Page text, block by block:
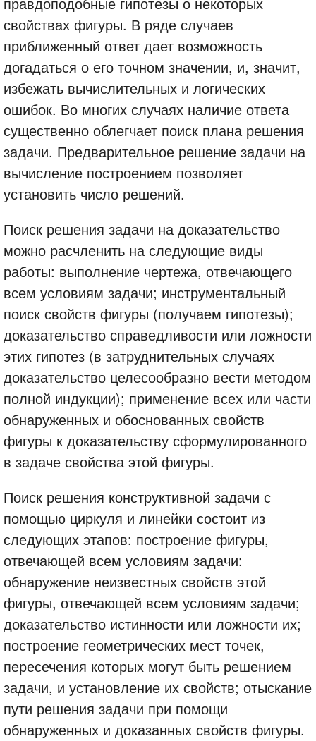
свойствах фигуры. В ряде случаев
приближенный ответ дает возможность
догадаться о его точном значении, и, значит,
избежать вычислительных и логических
ошибок. Во многих случаях наличие ответа
существенно облегчает поиск плана решения
задачи. Предварительное решение задачи на
вычисление построением позволяет
установить число решений.
Поиск решения задачи на доказательство
можно расчленить на следующие виды
работы: выполнение чертежа, отвечающего
всем условиям задачи; инструментальный
поиск свойств фигуры (получаем гипотезы);
доказательство справедливости или ложности
этих гипотез (в затруднительных случаях
доказательство целесообразно вести методом
полной индукции); применение всех или части
обнаруженных и обоснованных свойств
фигуры к доказательству сформулированного
в задаче свойства этой фигуры.
Поиск решения конструктивной задачи с
помощью циркуля и линейки состоит из
следующих этапов: построение фигуры,
отвечающей всем условиям задачи:
обнаружение неизвестных свойств этой
фигуры, отвечающей всем условиям задачи;
доказательство истинности или ложности их;
построение геометрических мест точек,
пересечения которых могут быть решением
задачи, и установление их свойств; отыскание
пути решения задачи при помощи
обнаруженных и доказанных свойств фигуры.